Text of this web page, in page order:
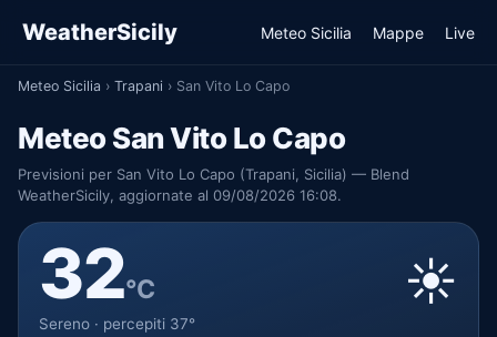
WeatherSicily Meteo Sicilia Mappe Live
Meteo Sicilia › Trapani › San Vito Lo Capo
Meteo San Vito Lo Capo
Previsioni per San Vito Lo Capo (Trapani, Sicilia) — Blend
WeatherSicily, aggiornate al 09/08/2026 16:08.
32°C
Sereno · percepiti 37°
☀️